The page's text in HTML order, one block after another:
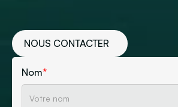
NOUS CONTACTER
Nom*